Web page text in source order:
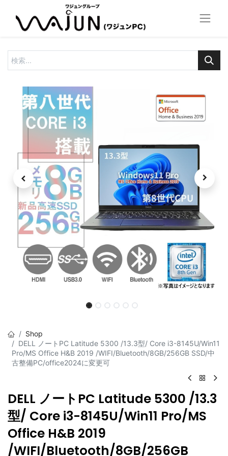
Shop
DELL ノートPC Latitude 5300 /13.3型/ Core i3-8145U/Win11
Pro/MS Office H&B 2019 /WIFI/Bluetooth/8GB/256GB SSD/中
古整備PC/office2024に変更可
DELL ノートPC Latitude 5300 /13.3
型/ Core i3-8145U/Win11 Pro/MS
Office H&B 2019
/WIFI/Bluetooth/8GB/256GB